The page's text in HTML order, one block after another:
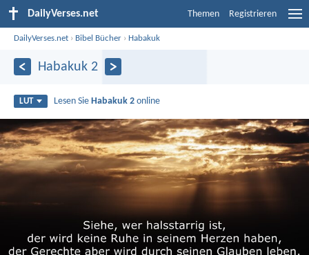
DailyVerses.net Themen Registrieren
DailyVerses.net › Bibel Bücher › Habakuk
Habakuk 2
LUT Lesen Sie Habakuk 2 online